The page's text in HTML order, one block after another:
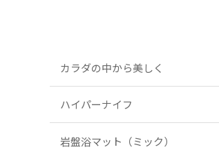
カラダの中から美しく
ハイパーナイフ
岩盤浴マット（ミック）